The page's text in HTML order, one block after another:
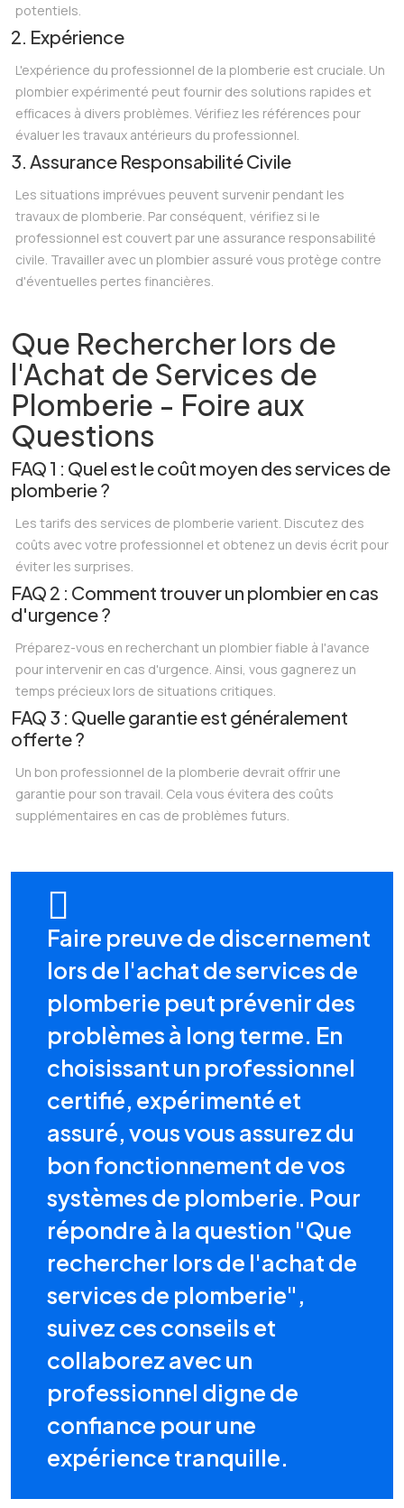
potentiels.
2. Expérience
L'expérience du professionnel de la plomberie est cruciale. Un
plombier expérimenté peut fournir des solutions rapides et
efficaces à divers problèmes. Vérifiez les références pour
évaluer les travaux antérieurs du professionnel.
3. Assurance Responsabilité Civile
Les situations imprévues peuvent survenir pendant les
travaux de plomberie. Par conséquent, vérifiez si le
professionnel est couvert par une assurance responsabilité
civile. Travailler avec un plombier assuré vous protège contre
d'éventuelles pertes financières.
Que Rechercher lors de
l'Achat de Services de
Plomberie - Foire aux
Questions
FAQ 1 : Quel est le coût moyen des services de
plomberie ?
Les tarifs des services de plomberie varient. Discutez des
coûts avec votre professionnel et obtenez un devis écrit pour
éviter les surprises.
FAQ 2 : Comment trouver un plombier en cas
d'urgence ?
Préparez-vous en recherchant un plombier fiable à l'avance
pour intervenir en cas d'urgence. Ainsi, vous gagnerez un
temps précieux lors de situations critiques.
FAQ 3 : Quelle garantie est généralement
offerte ?
Un bon professionnel de la plomberie devrait offrir une
garantie pour son travail. Cela vous évitera des coûts
supplémentaires en cas de problèmes futurs.
Faire preuve de discernement
lors de l'achat de services de
plomberie peut prévenir des
problèmes à long terme. En
choisissant un professionnel
certifié, expérimenté et
assuré, vous vous assurez du
bon fonctionnement de vos
systèmes de plomberie. Pour
répondre à la question "Que
rechercher lors de l'achat de
services de plomberie",
suivez ces conseils et
collaborez avec un
professionnel digne de
confiance pour une
expérience tranquille.